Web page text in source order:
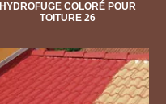
HYDROFUGE COLORÉ POUR
TOITURE 26